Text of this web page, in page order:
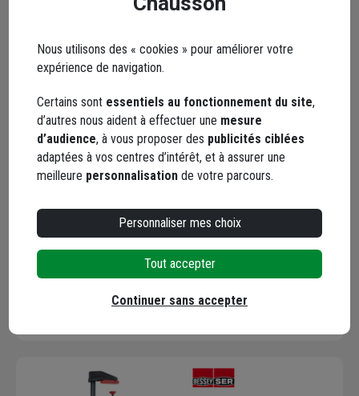
Élévateur pour étau
d'établi jusqu'à 200 mm
Dolex ELV143 - Rotation
360° - Poignée
Code : 786182-1
190,45 €
Choisir une agence pour vérifier le stock
Trouver du stock en agence
Livraison disponible selon stock agence
Nous utilisons des « cookies » pour améliorer votre
expérience de navigation.
Certains sont essentiels au fonctionnement du site,
d’autres nous aident à effectuer une mesure
d’audience, à vous proposer des publicités ciblées
adaptées à vos centres d’intérêt, et à assurer une
meilleure personnalisation de votre parcours.
Personnaliser mes choix
Tout accepter
Continuer sans accepter